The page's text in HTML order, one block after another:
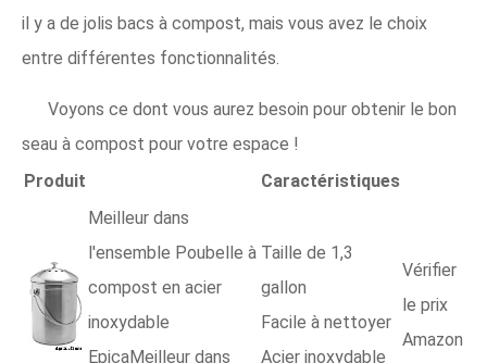
il y a de jolis bacs à compost, mais vous avez le choix
entre différentes fonctionnalités.
Voyons ce dont vous aurez besoin pour obtenir le bon
seau à compost pour votre espace !
Produit
Caractéristiques
Meilleur dans
l'ensemble Poubelle à
compost en acier
inoxydable
EpicaMeilleur dans
Taille de 1,3
gallon
Facile à nettoyer
Acier inoxydable
Vérifier
le prix
Amazon